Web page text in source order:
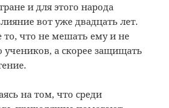
и для этого народа
вот уже двадцать лет.
что не мешать ему и не
учеников, а скорее защищать
на том, что среди